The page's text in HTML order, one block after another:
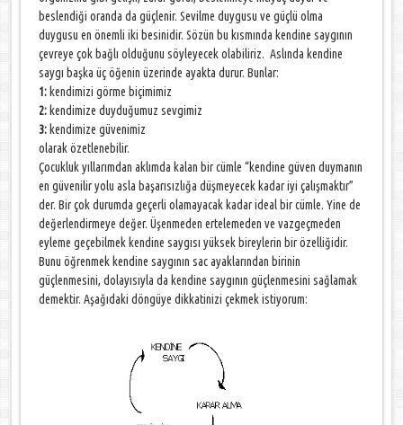
beslendiği oranda da güçlenir. Sevilme duygusu ve güçlü olma
duygusu en önemli iki besinidir. Sözün bu kısmında kendine saygının
çevreye çok bağlı olduğunu söyleyecek olabiliriz. Aslında kendine
saygı başka üç öğenin üzerinde ayakta durur. Bunlar:
1: kendimizi görme biçimimiz
2: kendimize duyduğumuz sevgimiz
3: kendimize güvenimiz
olarak özetlenebilir.
Çocukluk yıllarımdan aklımda kalan bir cümle “kendine güven duymanın
en güvenilir yolu asla başarısızlığa düşmeyecek kadar iyi çalışmaktır”
der. Bir çok durumda geçerli olamayacak kadar ideal bir cümle. Yine de
değerlendirmeye değer. Üşenmeden ertelemeden ve vazgeçmeden
eyleme geçebilmek kendine saygısı yüksek bireylerin bir özelliğidir.
Bunu öğrenmek kendine saygının sac ayaklarından birinin
güçlenmesini, dolayısıyla da kendine saygının güçlenmesini sağlamak
demektir. Aşağıdaki döngüye dikkatinizi çekmek istiyorum: